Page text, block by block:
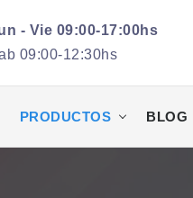
- Vie 09:00-17:00hs
09:00-12:30hs
PRODUCTOS BLOG